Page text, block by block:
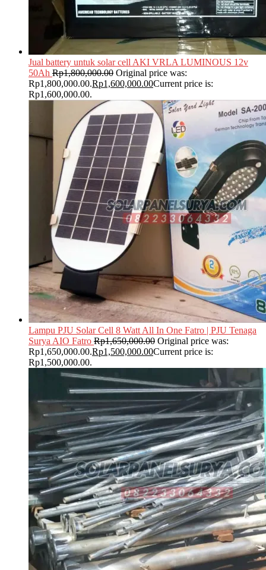
Jual battery untuk solar cell AKI VRLA LUMINOUS 12v
50Ah Rp1,800,000.00 Original price was:
Rp1,800,000.00.Rp1,600,000.00Current price is:
Rp1,600,000.00.
Lampu PJU Solar Cell 8 Watt All In One Fatro | PJU Tenaga
Surya AIO Fatro Rp1,650,000.00 Original price was:
Rp1,650,000.00.Rp1,500,000.00Current price is:
Rp1,500,000.00.